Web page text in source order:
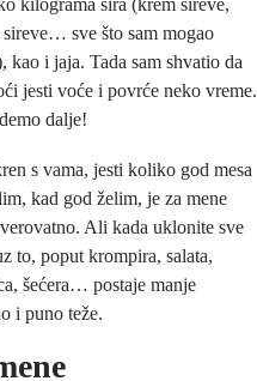
kilograma sira (krem sireve,
sireve… sve što sam mogao
kao i jaja. Tada sam shvatio da
jesti voće i povrće neko vreme.
dalje!
s vama, jesti koliko god mesa
kad god želim, je za mene
Ali kada uklonite sve
to, poput krompira, salata,
šećera… postaje manje
i puno teže.